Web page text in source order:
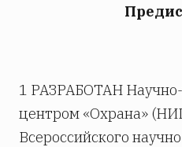
1 РАЗРАБОТАН
центром «Охрана»
Всероссийского